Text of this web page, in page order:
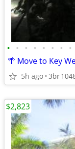
• • • • • • • •
5h ago 3br
$2,823